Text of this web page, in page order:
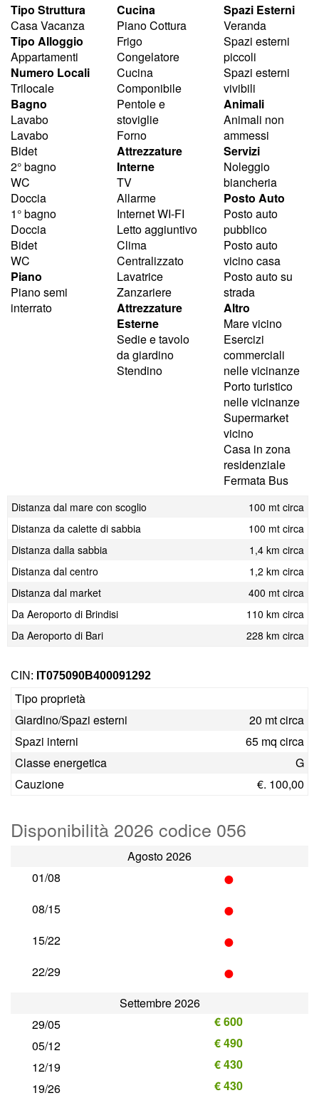
Tipo Struttura
Casa Vacanza
Tipo Alloggio
Appartamenti
Numero Locali
Trilocale
Bagno
Lavabo
Lavabo
Bidet
2° bagno
WC
Doccia
1° bagno
Doccia
Bidet
WC
Piano
Piano semi
interrato
Cucina
Piano Cottura
Frigo
Congelatore
Cucina
Componibile
Pentole e
stoviglie
Forno
Attrezzature
Interne
TV
Allarme
Internet WI-FI
Letto aggiuntivo
Clima
Centralizzato
Lavatrice
Zanzariere
Attrezzature
Esterne
Sedie e tavolo
da giardino
Stendino
Spazi Esterni
Veranda
Spazi esterni
piccoli
Spazi esterni
vivibili
Animali
Animali non
ammessi
Servizi
Noleggio
biancheria
Posto Auto
Posto auto
pubblico
Posto auto
vicino casa
Posto auto su
strada
Altro
Mare vicino
Esercizi
commerciali
nelle vicinanze
Porto turistico
nelle vicinanze
Supermarket
vicino
Casa in zona
residenziale
Fermata Bus
Distanza dal mare con scoglio
100 mt circa
Distanza da calette di sabbia
100 mt circa
Distanza dalla sabbia
1,4 km circa
Distanza dal centro
1,2 km circa
Distanza dal market
400 mt circa
Da Aeroporto di Brindisi
110 km circa
Da Aeroporto di Bari
228 km circa
CIN: IT075090B400091292
Tipo proprietà
Giardino/Spazi esterni
20 mt circa
Spazi interni
65 mq circa
Classe energetica
G
Cauzione
€. 100,00
Disponibilità 2026 codice 056
Agosto 2026
01/08
•
08/15 •
15/22 •
22/29 •
Settembre 2026
29/05
€ 600
05/12
€ 490
12/19
€ 430
19/26
€ 430